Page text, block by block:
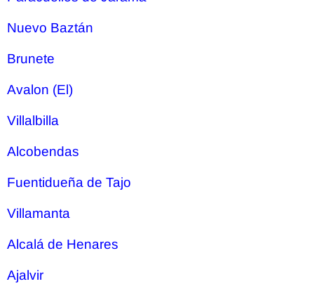
Nuevo Baztán
Brunete
Avalon (El)
Villalbilla
Alcobendas
Fuentidueña de Tajo
Villamanta
Alcalá de Henares
Ajalvir